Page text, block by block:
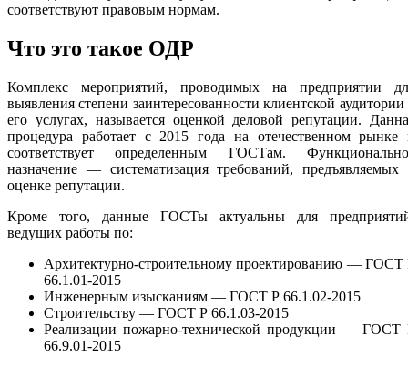
соответствуют правовым нормам.
Что это такое ОДР
Комплекс мероприятий, проводимых на предприятии
выявления степени заинтересованности клиентской аудитории
его услугах, называется оценкой деловой репутации.
процедура работает с 2015 года на отечественном рынке
соответствует определенным ГОСТам.
назначение — систематизация требований, предъявляемых
оценке репутации.
Кроме того, данные ГОСТы актуальны для
ведущих работы по:
Архитектурно-строительному проектированию — ГОСТ
66.1.01-2015
Инженерным изысканиям — ГОСТ Р 66.1.02-2015
Строительству — ГОСТ Р 66.1.03-2015
Реализации пожарно-технической продукции — ГОСТ
66.9.01-2015